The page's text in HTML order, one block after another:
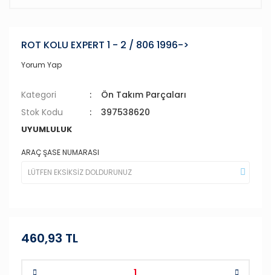
ROT KOLU EXPERT 1 - 2 / 806 1996->
Yorum Yap
Kategori
Ön Takım Parçaları
Stok Kodu
397538620
UYUMLULUK
ARAÇ ŞASE NUMARASI
460,93 TL